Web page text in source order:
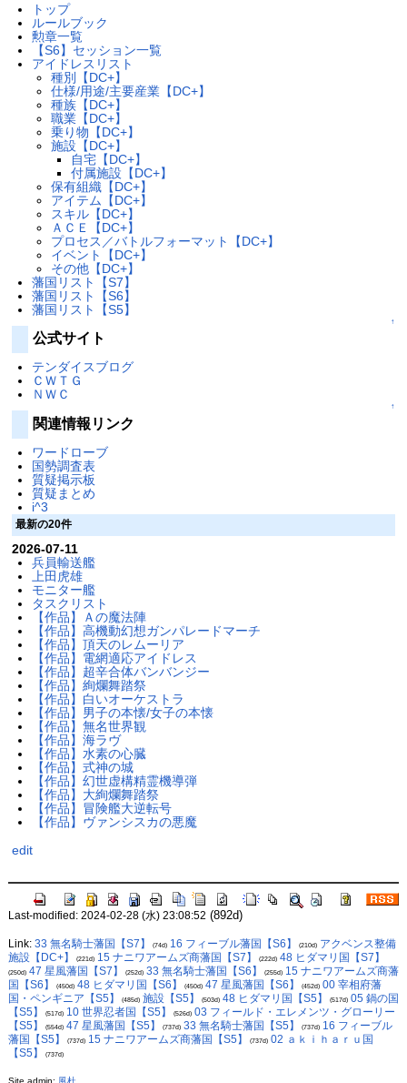
トップ
ルールブック
勲章一覧
【S6】セッション一覧
アイドレスリスト
種別【DC+】
仕様/用途/主要産業【DC+】
種族【DC+】
職業【DC+】
乗り物【DC+】
施設【DC+】
自宅【DC+】
付属施設【DC+】
保有組織【DC+】
アイテム【DC+】
スキル【DC+】
ＡＣＥ【DC+】
プロセス／バトルフォーマット【DC+】
イベント【DC+】
その他【DC+】
藩国リスト【S7】
藩国リスト【S6】
藩国リスト【S5】
↑
公式サイト
テンダイスブログ
ＣＷＴＧ
ＮＷＣ
↑
関連情報リンク
ワードローブ
国勢調査表
質疑掲示板
質疑まとめ
i^3
最新の20件
2026-07-11
兵員輸送艦
上田虎雄
モニター艦
タスクリスト
【作品】Ａの魔法陣
【作品】高機動幻想ガンパレードマーチ
【作品】頂天のレムーリア
【作品】電網適応アイドレス
【作品】超辛合体バンバンジー
【作品】絢爛舞踏祭
【作品】白いオーケストラ
【作品】男子の本懐/女子の本懐
【作品】無名世界観
【作品】海ラヴ
【作品】水素の心臓
【作品】式神の城
【作品】幻世虚構精霊機導弾
【作品】大絢爛舞踏祭
【作品】冒険艦大逆転号
【作品】ヴァンシスカの悪魔
edit
Last-modified: 2024-02-28 (水) 23:08:52 (892d)
Link: 33 無名騎士藩国【S7】 (74d) 16 フィーブル藩国【S6】 (210d) アクベンス整備
施設【DC+】
(221d) 15 ナニワアームズ商藩国【S7】 (222d) 48 ヒダマリ国【S7】
(250d) 47 星風藩国【S7】 (252d) 33 無名騎士藩国【S6】 (255d) 15 ナニワアームズ商藩
国【S6】
(450d) 48 ヒダマリ国【S6】 (450d) 47 星風藩国【S6】 (452d) 00 宰相府藩
国・ペンギニア【S5】
(485d) 施設【S5】 (503d) 48 ヒダマリ国【S5】 (517d) 05 鍋の国
【S5】
(517d) 10 世界忍者国【S5】 (526d) 03 フィールド・エレメンツ・グローリー
【S5】
(554d) 47 星風藩国【S5】 (737d) 33 無名騎士藩国【S5】 (737d) 16 フィーブル
藩国【S5】
(737d) 15 ナニワアームズ商藩国【S5】 (737d) 02 ａｋｉｈａｒｕ国
【S5】
(737d)
Site admin: 風杜